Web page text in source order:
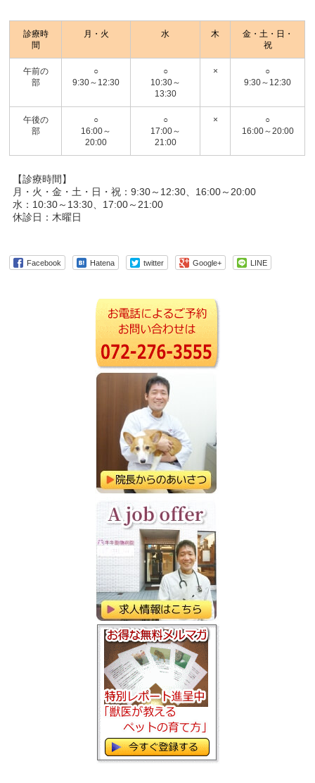
診療時
間
月・火 水 木
金・土・日・
祝
午前の
部
○
9:30～12:30
○
10:30～
13:30
×
○
9:30～12:30
午後の
部
○
16:00～
20:00
○
17:00～
21:00
×
○
16:00～20:00
【診療時間】
月・火・金・土・日・祝：9:30～12:30、16:00～20:00
水：10:30～13:30、17:00～21:00
休診日：木曜日
Facebook Hatena twitter Google+ LINE